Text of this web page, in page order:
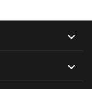

